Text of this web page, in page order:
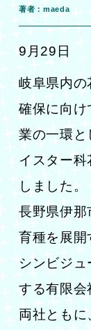
著者：maeda
9月29日
岐阜県内の
確保に向け
業の一環と
イスター
しました。
長野県伊那
育種を展開
シンビジ
する有限会
両社とも